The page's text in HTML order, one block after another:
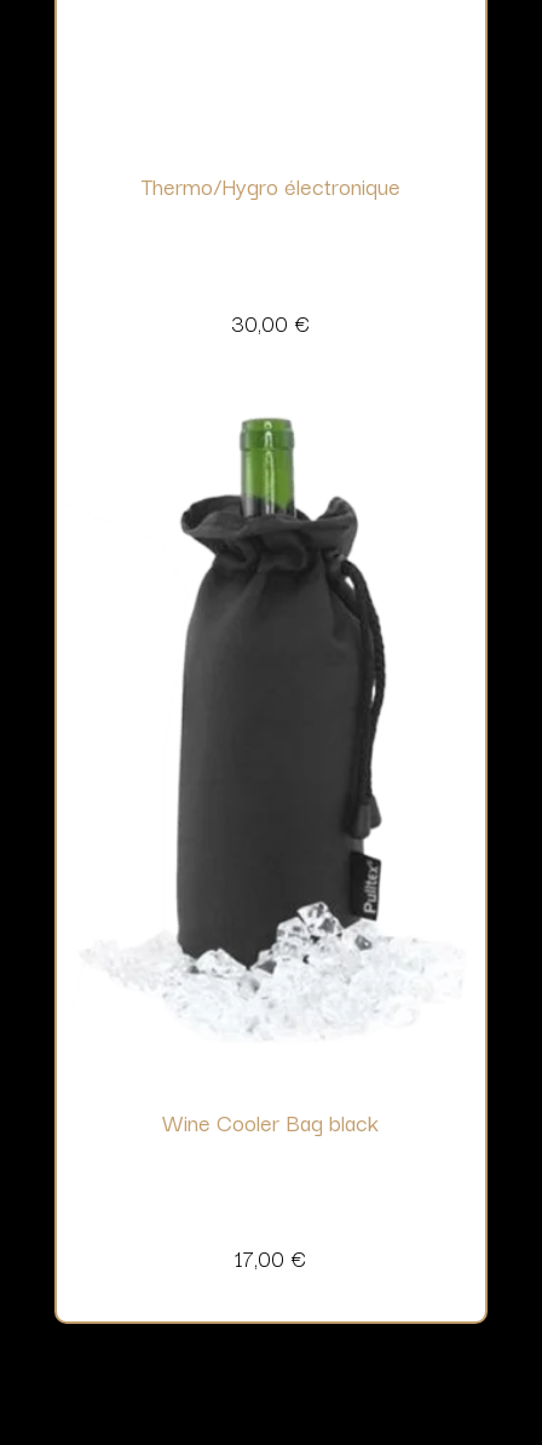
Thermo/Hygro électronique
30,00 €
Wine Cooler Bag black
17,00 €